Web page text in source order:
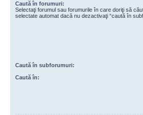
Caută în forumuri:
Selectaţi forumul sau forumurile în care doriţi să
selectate automat dacă nu dezactivaţi “caută în
Caută în subforumuri:
Caută în: